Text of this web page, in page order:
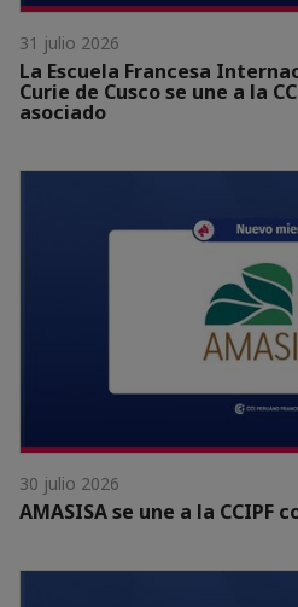
31 julio 2026
La Escuela Francesa
Curie de Cusco se une a la
asociado
30 julio 2026
AMASISA se une a la CCIPF